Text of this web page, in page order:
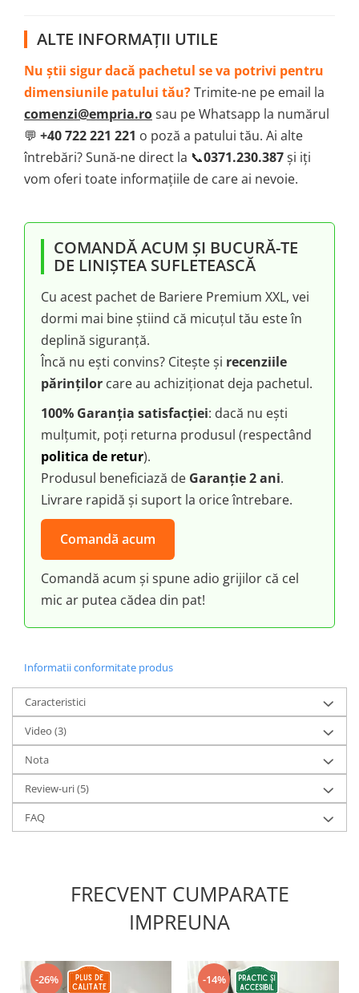
ALTE INFORMAȚII UTILE
Nu știi sigur dacă pachetul se va potrivi pentru
dimensiunile patului tău?Trimite-ne pe email la
comenzi@empria.rosau pe Whatsapp la numărul
💬 +40 722 221 221 o poză a patului tău. Ai alte
întrebări? Sună-ne direct la 📞0371.230.387și iți
vom oferi toate informațiile de care ai nevoie.
COMANDĂ ACUM ȘI BUCURĂ-TE
DE LINIȘTEA SUFLETEASCĂ
Cu acest pachet de Bariere Premium XXL, vei
dormi mai bine știind că micuțul tău este în
deplină siguranță.
Încă nu ești convins? Citește și recenziile
părinților care au achiziționat deja pachetul.
100% Garanția satisfacției: dacă nu ești
mulțumit, poți returna produsul (respectând
politica de retur).
Produsul beneficiază de Garanție 2 ani.
Livrare rapidă și suport la orice întrebare.
Comandă acum
Comandă acum și spune adio grijilor că cel
mic ar putea cădea din pat!
Informatii conformitate produs
Caracteristici
Video (3)
Nota
Review-uri(5)
FAQ
FRECVENT CUMPARATE
IMPREUNA
-26% -14%